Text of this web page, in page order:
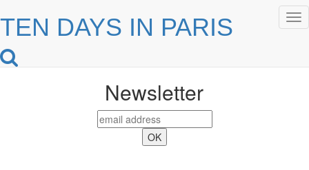
TEN DAYS IN PARIS
Newsletter